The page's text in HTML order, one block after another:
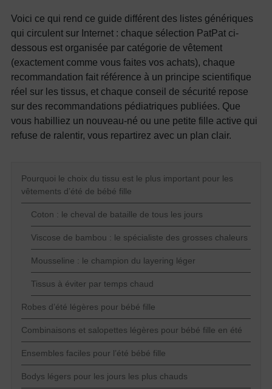
Voici ce qui rend ce guide différent des listes génériques
qui circulent sur Internet : chaque sélection PatPat ci-
dessous est organisée par catégorie de vêtement
(exactement comme vous faites vos achats), chaque
recommandation fait référence à un principe scientifique
réel sur les tissus, et chaque conseil de sécurité repose
sur des recommandations pédiatriques publiées. Que
vous habilliez un nouveau-né ou une petite fille active qui
refuse de ralentir, vous repartirez avec un plan clair.
Pourquoi le choix du tissu est le plus important pour les
vêtements d’été de bébé fille
Coton : le cheval de bataille de tous les jours
Viscose de bambou : le spécialiste des grosses chaleurs
Mousseline : le champion du layering léger
Tissus à éviter par temps chaud
Robes d’été légères pour bébé fille
Combinaisons et salopettes légères pour bébé fille en été
Ensembles faciles pour l’été bébé fille
Bodys légers pour les jours les plus chauds